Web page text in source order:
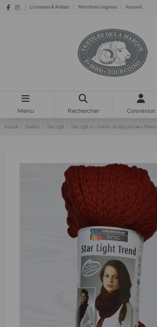
Livraison & Retour Mentions légales Accueil
Menu Rechercher Connexion
Accueil Qualités Star Light Star Light 10 - Pelote de 150g de laine Marron